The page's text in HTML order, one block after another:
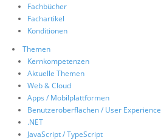
Fachbücher
Fachartikel
Konditionen
Themen
Kernkompetenzen
Aktuelle Themen
Web & Cloud
Apps / Mobilplattformen
Benutzeroberflächen / User Experience
.NET
JavaScript / TypeScript